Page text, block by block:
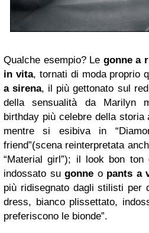
Qualche esempio? Le gonne a
in vita, tornati di moda proprio
a sirena, il più gettonato sul
della sensualità da Marilyn
birthday più celebre della storia
mentre si esibiva in
friend”(scena reinterpretata
“Material girl”); il look bon ton
indossato su gonne opants a
più ridisegnato dagli stilisti per
dress, bianco plissettato,
preferiscono le bionde”.